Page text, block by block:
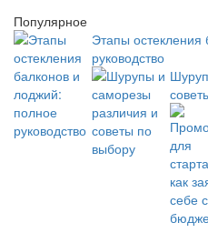
Популярное
Этапы
руководство